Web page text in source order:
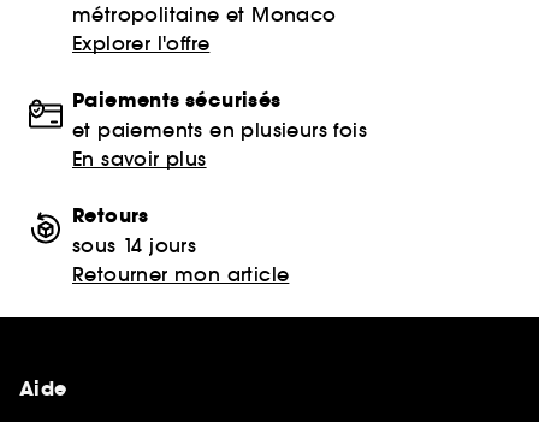
métropolitaine et Monaco
Explorer l'offre
Paiements sécurisés
et paiements en plusieurs fois
En savoir plus
Retours
sous 14 jours
Retourner mon article
Aide